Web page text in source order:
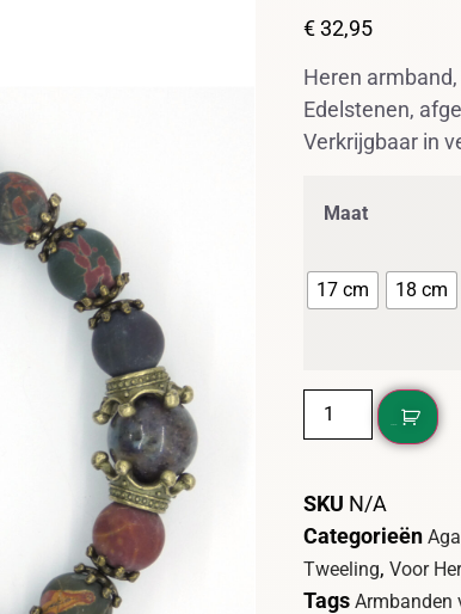
€32,95
Heren
Edelstenen,
Verkrijgbaar in
Maat
17 cm 18 cm
SKU N/A
Categorieën
Tweeling, Voor
Tags Armbanden